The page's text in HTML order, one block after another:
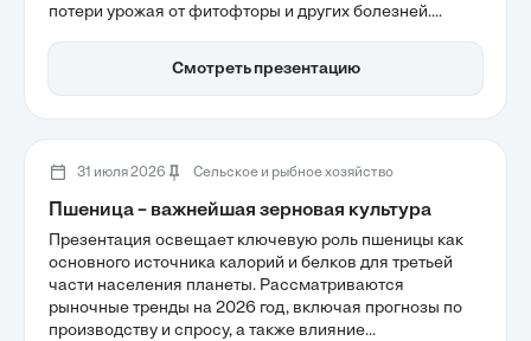
потери урожая от фитофторы и других болезней.
защищенных сортов и гибридов F1, а также о важности
разнообразия для сохранения здоровья сада и
Смотреть презентацию
31 июля 2026 Сельское и рыбное хозяйство
Пшеница – важнейшая зерновая культура
Презентация освещает ключевую роль пшеницы как
основного источника калорий и белков для третьей
части населения планеты. Рассматриваются
рыночные тренды на 2026 год, включая прогнозы по
производству и спросу, а также влияние